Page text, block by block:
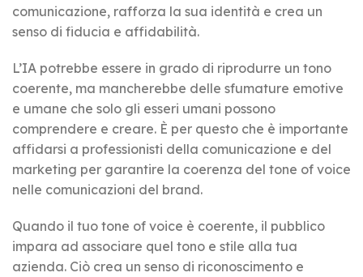
comunicazione, rafforza la sua identità e crea un
senso di fiducia e affidabilità.
L’IA potrebbe essere in grado di riprodurre un tono
coerente, ma mancherebbe delle sfumature emotive
e umane che solo gli esseri umani possono
comprendere e creare. È per questo che è importante
affidarsi a professionisti della comunicazione e del
marketing per garantire la coerenza del tone of voice
nelle comunicazioni del brand.
Quando il tuo tone of voice è coerente, il pubblico
impara ad associare quel tono e stile alla tua
azienda. Ciò crea un senso di riconoscimento e